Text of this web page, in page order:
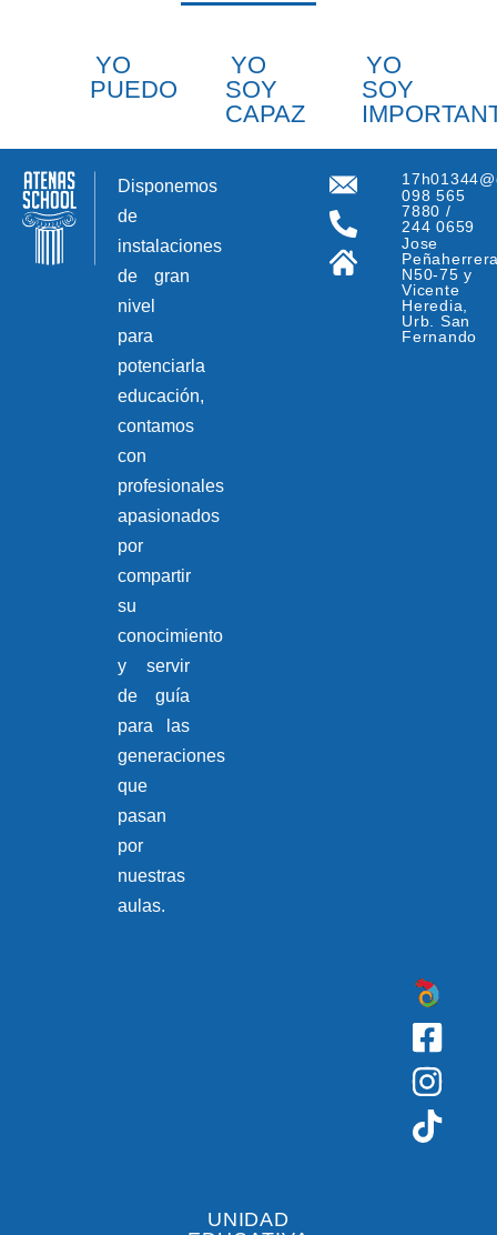
YO
PUEDO
YO
SOY
CAPAZ
YO
SOY
Disponemos
de
instalaciones
de gran
nivel
para
potenciarla
educación,
contamos
con
profesionales
apasionados
por
compartir
su
conocimiento
y servir
de guía
para las
generaciones
que
pasan
por
nuestras
aulas.
098 565
7880 /
244 0659
Jose
N50-75 y
Vicente
Heredia,
Urb. San
Fernando
UNIDAD